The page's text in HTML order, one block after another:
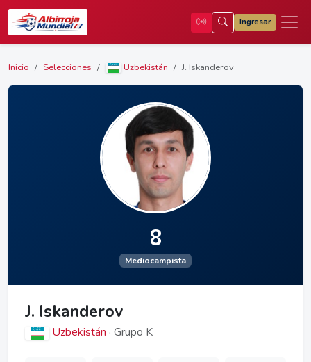
Ingresar
Inicio Selecciones Uzbekistán J. Iskanderov
8
Mediocampista
J. Iskanderov
Uzbekistán · Grupo K